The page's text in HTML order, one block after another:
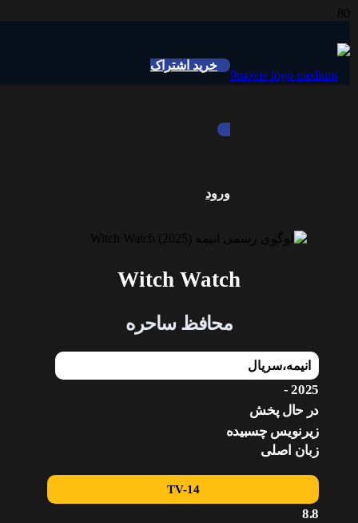
خرید اشتراک
ورود
Witch Watch
محافظ ساحره
انیمه،سریال
2025 -
در حال پخش
زیرنویس چسبیده
زبان اصلی
TV-14
8.8